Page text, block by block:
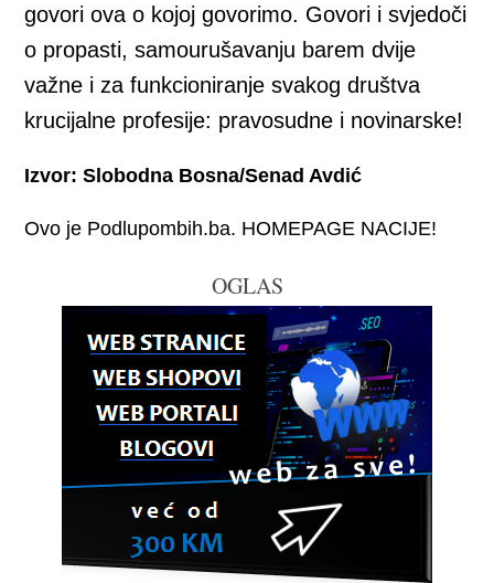
govori ova o kojoj govorimo. Govori i svjedoči
o propasti, samourušavanju barem dvije
važne i za funkcioniranje svakog društva
krucijalne profesije: pravosudne i novinarske!
Izvor: Slobodna Bosna/Senad Avdić
Ovo je Podlupombih.ba. HOMEPAGE NACIJE!
OGLAS